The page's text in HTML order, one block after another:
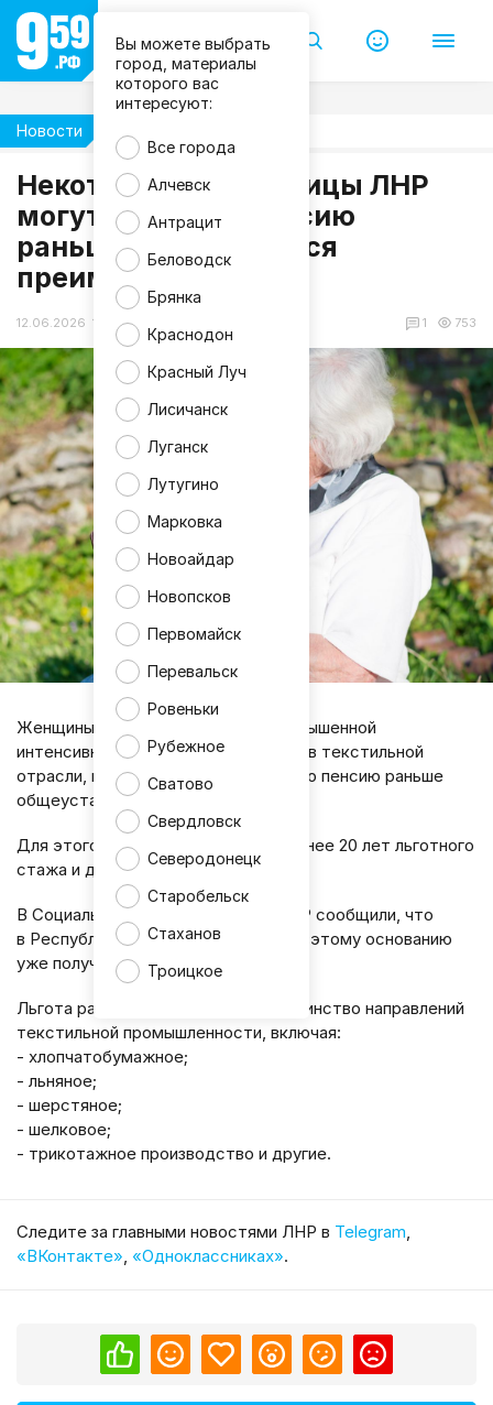
Вы можете выбрать
город, материалы
которого вас
интересуют:
Все города
Алчевск
Антрацит
Беловодск
Брянка
Краснодон
Красный Луч
Лисичанск
Луганск
Лутугино
Марковка
Новоайдар
Новопсков
Первомайск
Перевальск
Ровеньки
Рубежное
Сватово
Свердловск
Северодонецк
Старобельск
Стаханов
Троицкое
Новости
Некоторые жительницы ЛНР
могут выйти на пенсию
раньше: кого касается
преимущество?
12.06.2026 16:46 1 753
m
a
g
n
i
f
c
Женщины, занятые на работах с повышенной
интенсивностью и тяжестью труда в текстильной
отрасли, могут оформить страховую пенсию раньше
общеустановленного возраста.
Для этого необходимо иметь не менее 20 лет льготного
стажа и достичь возраста 50 лет.
В Социальном фонде России по ЛНР сообщили, что
в Республике досрочную пенсию по этому основанию
уже получают 12 человек.
Льгота распространяется на большинство направлений
текстильной промышленности, включая:
- хлопчатобумажное;
- льняное;
- шерстяное;
- шелковое;
- трикотажное производство и другие.
Cледите за главными новостями ЛНР в Telegram,
«ВКонтакте», «Одноклассниках».